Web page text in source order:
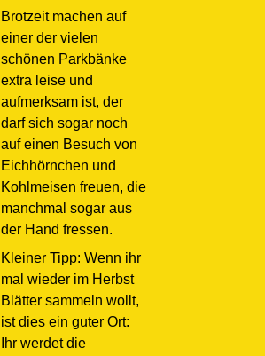
Brotzeit machen auf
einer der vielen
schönen Parkbänke
extra leise und
aufmerksam ist, der
darf sich sogar noch
auf einen Besuch von
Eichhörnchen und
Kohlmeisen freuen, die
manchmal sogar aus
der Hand fressen.
Kleiner Tipp: Wenn ihr
mal wieder im Herbst
Blätter sammeln wollt,
ist dies ein guter Ort:
Ihr werdet die